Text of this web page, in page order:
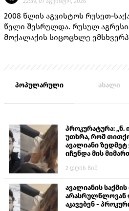
2008 წლის აგვისტოს რუსეთ-
წელი შესრულდა. რუსულ
მოქალაქის სიცოცხლე
მშვიდობიანი მცხოვრები.
პოპულარული ახალი
პროკურატურა: „ნ.
უთხრა, რომ
ავალიანი
იჩენდა მის
თავს დასხმოდა
2 დღის წინ
ავალიანის
არასრულწლოვან
აკავებენ -